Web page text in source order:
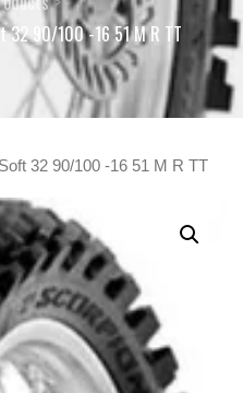
32 90/100 -16 51 M R TT
32 90/100 -16 51 M R TT